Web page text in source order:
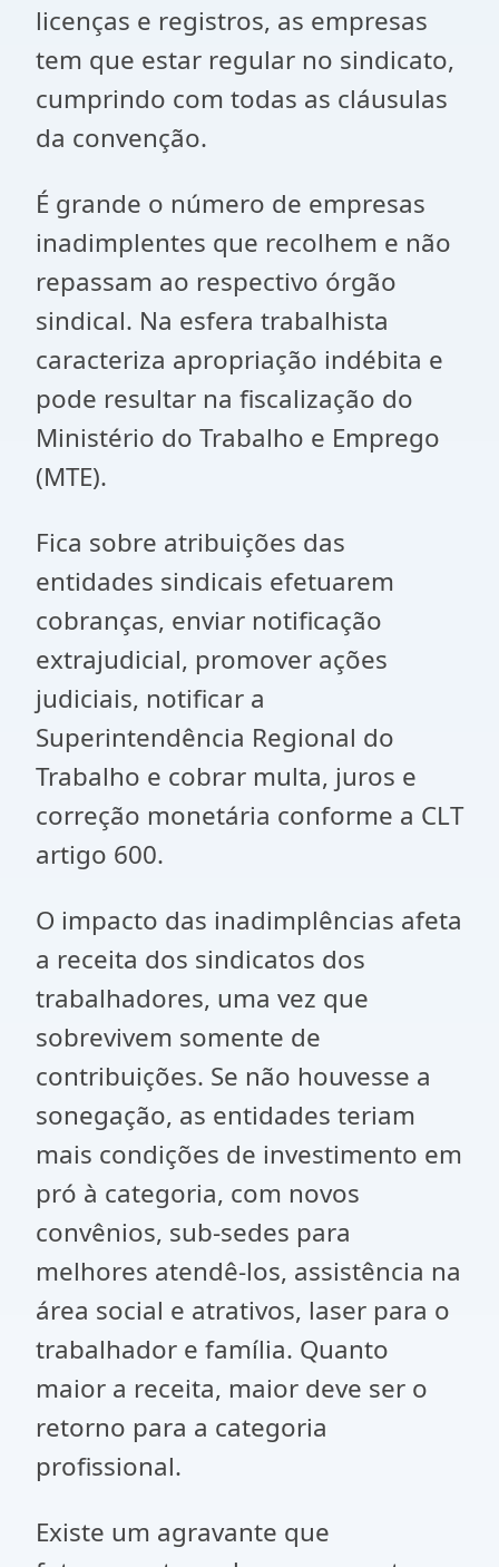
licenças e registros, as empresas
tem que estar regular no sindicato,
cumprindo com todas as cláusulas
da convenção.
É grande o número de empresas
inadimplentes que recolhem e não
repassam ao respectivo órgão
sindical. Na esfera trabalhista
caracteriza apropriação indébita e
pode resultar na fiscalização do
Ministério do Trabalho e Emprego
(MTE).
Fica sobre atribuições das
entidades sindicais efetuarem
cobranças, enviar notificação
extrajudicial, promover ações
judiciais, notificar a
Superintendência Regional do
Trabalho e cobrar multa, juros e
correção monetária conforme a CLT
artigo 600.
O impacto das inadimplências afeta
a receita dos sindicatos dos
trabalhadores, uma vez que
sobrevivem somente de
contribuições. Se não houvesse a
sonegação, as entidades teriam
mais condições de investimento em
pró à categoria, com novos
convênios, sub-sedes para
melhores atendê-los, assistência na
área social e atrativos, laser para o
trabalhador e família. Quanto
maior a receita, maior deve ser o
retorno para a categoria
profissional.
Existe um agravante que